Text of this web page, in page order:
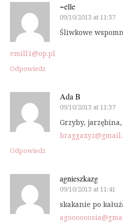
~elle
09/10/2013 at 11:37
Śliwkowe
emill1@op.pl
Odpowiedz
Ada B
09/10/2013 at 11:37
Grzyby,
Odpowiedz
agnieszkazg
09/10/2013 at 11:41
skakanie po